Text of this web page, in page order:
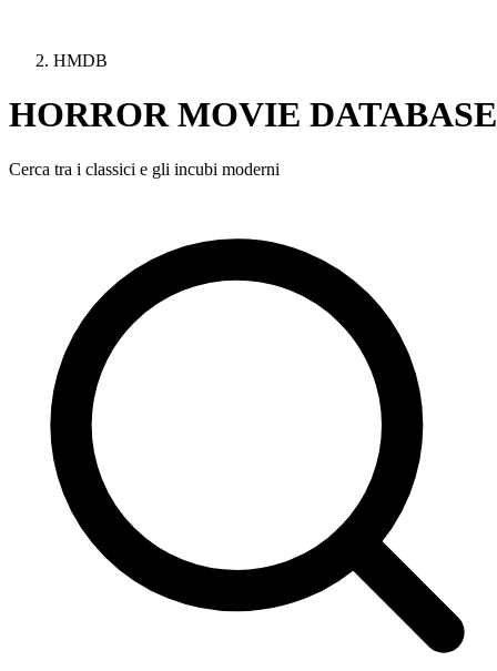
HMDB
HORROR MOVIE DATABASE
Cerca tra i classici e gli incubi moderni